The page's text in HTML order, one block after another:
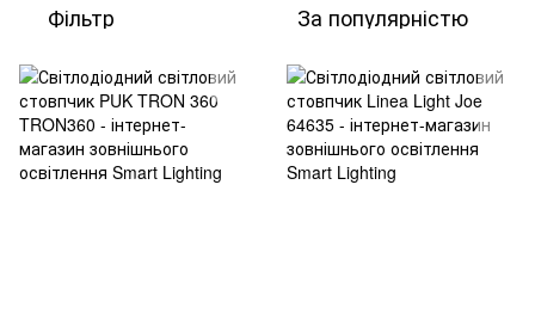
Фільтр За популярністю